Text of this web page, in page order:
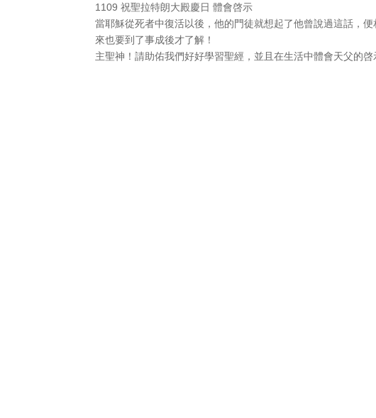
1109 祝聖拉特朗大殿慶日 體會啓示
當耶穌從死者中復活以後，他的門徒就想起了他曾說過這話，
來也要到了事成後才了解！
主聖神！請助佑我們好好學習聖經，並且在生活中體會天父的啓